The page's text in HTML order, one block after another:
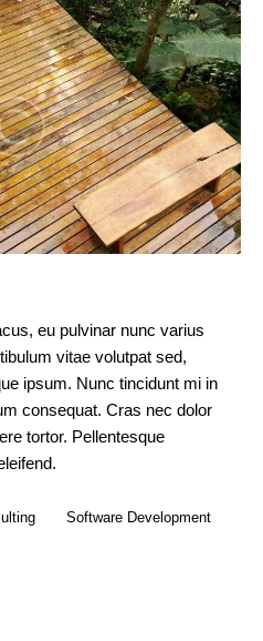
eu pulvinar nunc varius
vitae volutpat sed,
ipsum. Nunc tincidunt mi in
consequat. Cras nec dolor
tortor. Pellentesque
Software Development